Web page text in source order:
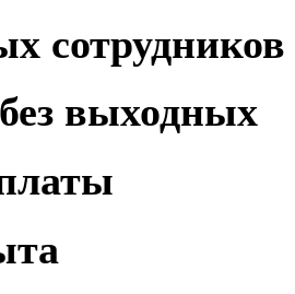
сотрудников
без выходных